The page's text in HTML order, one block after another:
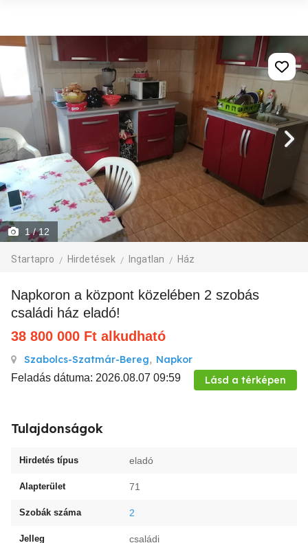
1/ 12
Startapro Hirdetések Ingatlan Ház
Napkoron a központ közelében 2 szobás
családi ház eladó!
38 800 000 Ft alkudható
Szabolcs-Szatmár-Bereg, Napkor
Lásd a térképen
Feladás dátuma: 2026.08.07 09:59
Tulajdonságok
Hirdetés típus eladó
Alapterület 71
Szobák száma 2
Jelleg családi